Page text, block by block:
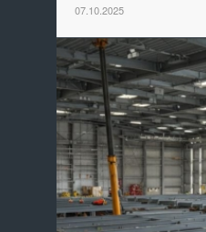
07.10.2025